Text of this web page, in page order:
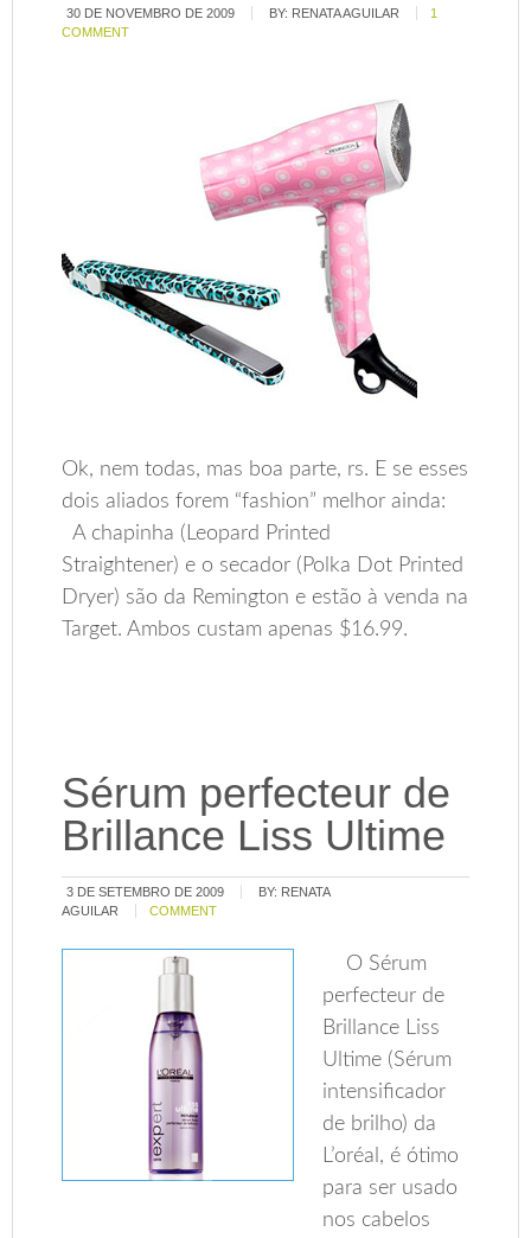
30 DE NOVEMBRO DE 2009 BY: RENATA AGUILAR
1
COMMENT
Ok, nem todas, mas boa parte, rs. E se esses
dois aliados forem “fashion” melhor ainda:
A chapinha (Leopard Printed
Straightener) e o secador (Polka Dot Printed
Dryer) são da Remington e estão à venda na
Target. Ambos custam apenas $16.99.
Sérum perfecteur de
Brillance Liss Ultime
3 DE SETEMBRO DE 2009 BY: RENATA
AGUILAR
COMMENT
O Sérum
perfecteur de
Brillance Liss
Ultime (Sérum
intensificador
de brilho) da
L’oréal, é ótimo
para ser usado
nos cabelos